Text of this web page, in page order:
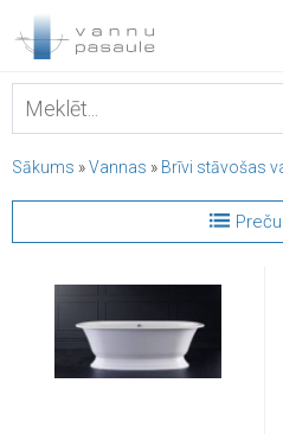
Sākums »Vannas » Brīvi stāvošas